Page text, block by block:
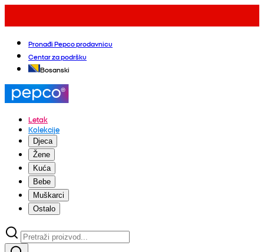
Pronađi Pepco prodavnicu
Centar za podršku
Bosanski
Letak
Kolekcije
Djeca
Žene
Kuća
Bebe
Muškarci
Ostalo